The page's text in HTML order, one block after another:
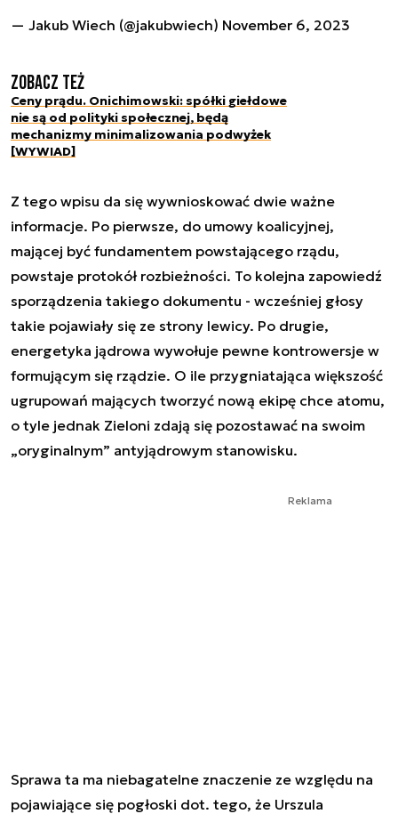
— Jakub Wiech (@jakubwiech) November 6, 2023
Zobacz też
Ceny prądu. Onichimowski: spółki giełdowe
nie są od polityki społecznej, będą
mechanizmy minimalizowania podwyżek
[WYWIAD]
Z tego wpisu da się wywnioskować dwie ważne
informacje. Po pierwsze, do umowy koalicyjnej,
mającej być fundamentem powstającego rządu,
powstaje protokół rozbieżności. To kolejna zapowiedź
sporządzenia takiego dokumentu - wcześniej głosy
takie pojawiały się ze strony lewicy. Po drugie,
energetyka jądrowa wywołuje pewne kontrowersje w
formującym się rządzie. O ile przygniatająca większość
ugrupowań mających tworzyć nową ekipę chce atomu,
o tyle jednak Zieloni zdają się pozostawać na swoim
„oryginalnym” antyjądrowym stanowisku.
Reklama
Sprawa ta ma niebagatelne znaczenie ze względu na
pojawiające się pogłoski dot. tego, że Urszula